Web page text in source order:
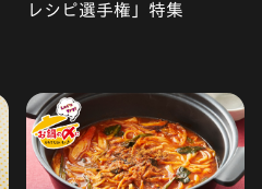
レシピ選手権」特集